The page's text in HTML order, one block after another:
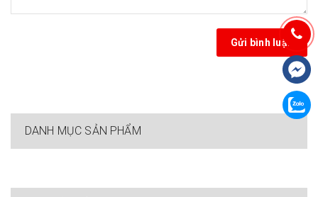
Gửi bình luận
DANH MỤC SẢN PHẨM